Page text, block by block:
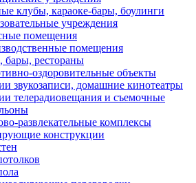
клубы, караоке-бары, боулинги
учреждения
помещения
помещения
бары, рестораны
оздоровительные объекты
звукозаписи, домашние кинотеатры
телерадиовещания и съемочные
развлекательные комплексы
конструкции